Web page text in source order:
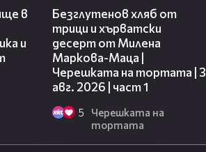
в
и
Безглутенов хляб от
трици и хърватски
десерт от Милена
Маркова-Маца |
Черешката на тортата | 3
авг. 2026 | част 1
5
Черешката на
тортата